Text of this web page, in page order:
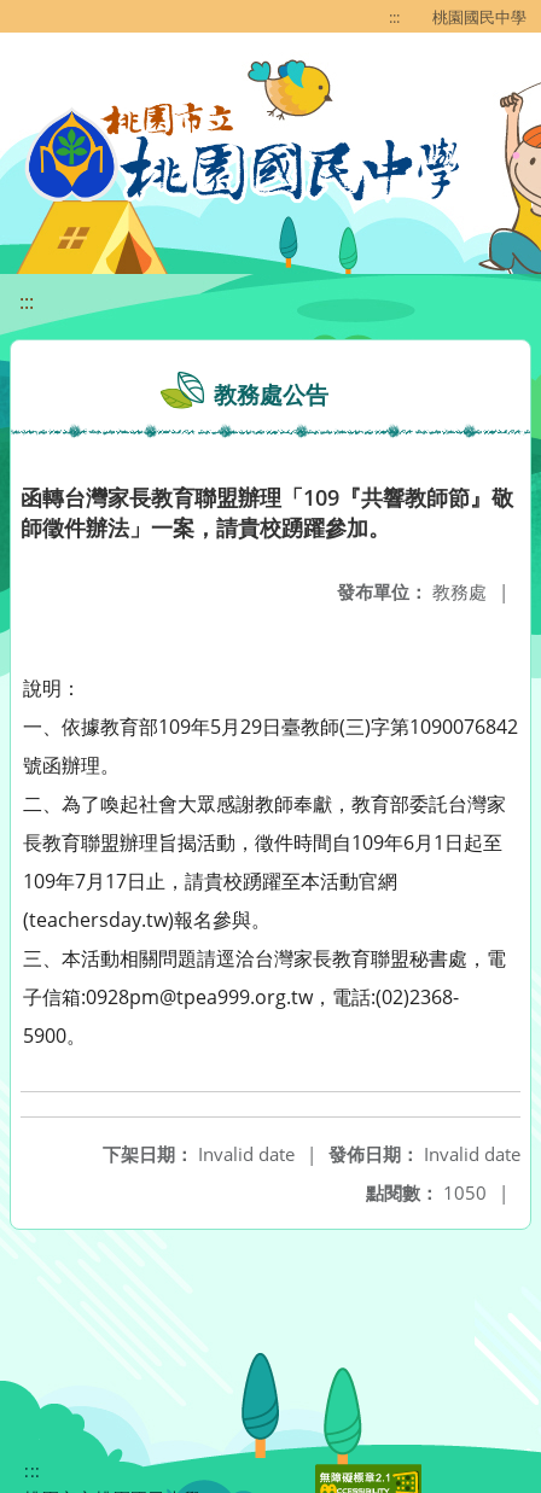
::: 桃園國民中學
:::
教務處公告
函轉台灣家長教育聯盟辦理「109『共響教師節』敬
師徵件辦法」一案，請貴校踴躍參加。
發布單位： 教務處 |
說明：
一、依據教育部109年5月29日臺教師(三)字第1090076842
號函辦理。
二、為了喚起社會大眾感謝教師奉獻，教育部委託台灣家
長教育聯盟辦理旨揭活動，徵件時間自109年6月1日起至
109年7月17日止，請貴校踴躍至本活動官網
(teachersday.tw)報名參與。
三、本活動相關問題請逕洽台灣家長教育聯盟秘書處，電
子信箱:0928pm@tpea999.org.tw，電話:(02)2368-
5900。
發佈日期： Invalid date
下架日期： Invalid date
|
點閱數： 1050 |
:::